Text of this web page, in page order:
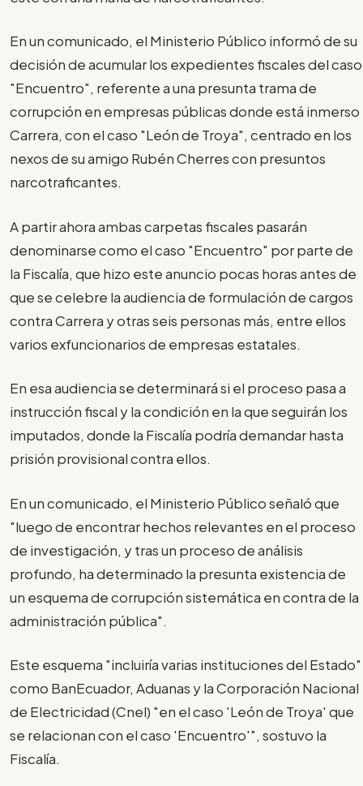
En un comunicado, el Ministerio Público informó de su
decisión de acumular los expedientes fiscales del caso
"Encuentro", referente a una presunta trama de
corrupción en empresas públicas donde está inmerso
Carrera, con el caso "León de Troya", centrado en los
nexos de su amigo Rubén Cherres con presuntos
narcotraficantes.
A partir ahora ambas carpetas fiscales pasarán
denominarse como el caso "Encuentro" por parte de
la Fiscalía, que hizo este anuncio pocas horas antes de
que se celebre la audiencia de formulación de cargos
contra Carrera y otras seis personas más, entre ellos
varios exfuncionarios de empresas estatales.
En esa audiencia se determinará si el proceso pasa a
instrucción fiscal y la condición en la que seguirán los
imputados, donde la Fiscalía podría demandar hasta
prisión provisional contra ellos.
En un comunicado, el Ministerio Público señaló que
"luego de encontrar hechos relevantes en el proceso
de investigación, y tras un proceso de análisis
profundo, ha determinado la presunta existencia de
un esquema de corrupción sistemática en contra de la
administración pública".
Este esquema "incluiría varias instituciones del Estado"
como BanEcuador, Aduanas y la Corporación Nacional
de Electricidad (Cnel) "en el caso 'León de Troya' que
se relacionan con el caso 'Encuentro'", sostuvo la
Fiscalía.